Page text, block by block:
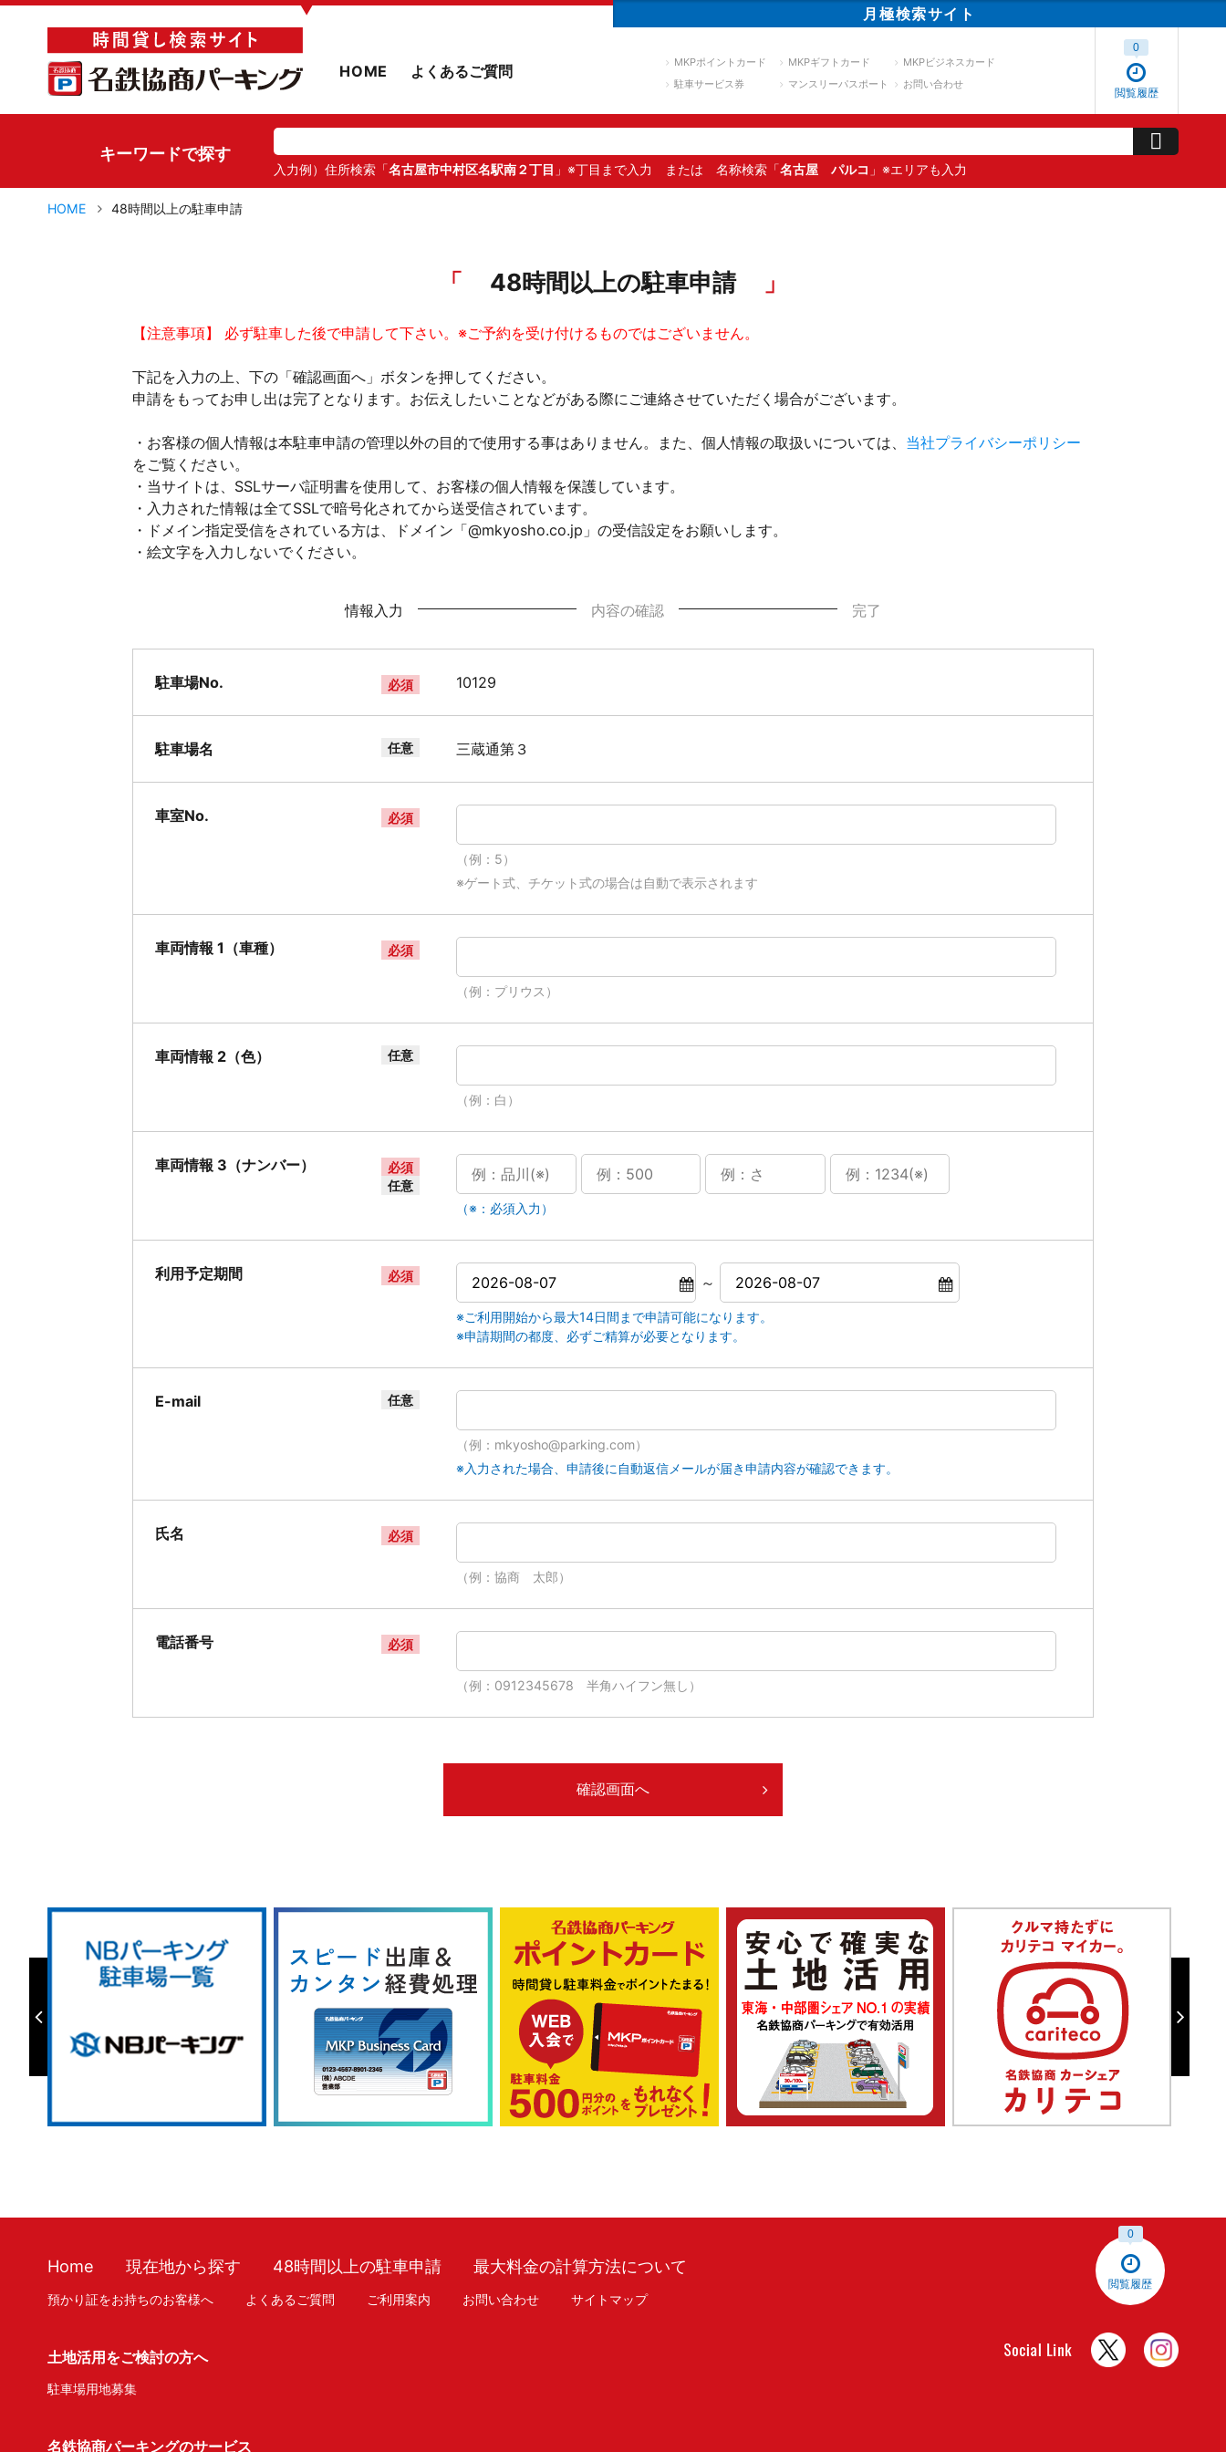
▼ 月極検索サイト
HOME よくあるご質問 MKPポイントカード MKPギフトカード
MKPビジネスカード
駐車サービス券
マンスリーパスポート お問い合わせ
閲覧履歴
0
キーワードで探す
入力例）住所検索「名古屋市中村区名駅南２丁目 」※丁目まで入力 または 名称検索「名古屋 パルコ 」※エリアも入力
HOME 48時間以上の駐車申請
48時間以上の駐車申請
【注意事項】 必ず駐車した後で申請して下さい。※ご予約を受け付けるものではございません。
下記を入力の上、下の「確認画面へ」ボタンを押してください。
申請をもってお申し出は完了となります。お伝えしたいことなどがある際にご連絡させていただく場合がございます。
・お客様の個人情報は本駐車申請の管理以外の目的で使用する事はありません。また、個人情報の取扱いについては、 当社プライバシーポリシー
をご覧ください。
・当サイトは、SSLサーバ証明書を使用して、お客様の個人情報を保護しています。
・入力された情報は全てSSLで暗号化されてから送受信されています。
・ドメイン指定受信をされている方は、ドメイン「@mkyosho.co.jp」の受信設定をお願いします。
・絵文字を入力しないでください。
情報入力 内容の確認 完了
駐車場No. 必須 10129
駐車場名 任意 三蔵通第３
車室No. 必須
（例：5）
※ゲート式、チケット式の場合は自動で表示されます
車両情報 1（車種） 必須
（例：プリウス）
車両情報 2（色） 任意
（例：白）
車両情報 3（ナンバー）
必須
任意
（※：必須入力）
利用予定期間 必須 ～
※ご利用開始から最大14日間まで申請可能になります。
※申請期間の都度、必ずご精算が必要となります。
E-mail 任意
（例：mkyosho@parking.com）
※入力された場合、申請後に自動返信メールが届き申請内容が確認できます。
氏名 必須
（例：協商 太郎）
電話番号 必須
（例：0912345678 半角ハイフン無し）
閲覧履歴
0
Home 現在地から探す 48時間以上の駐車申請 最大料金の計算方法について
預かり証をお持ちのお客様へ よくあるご質問 ご利用案内 お問い合わせ サイトマップ
土地活用をご検討の方へ
駐車場用地募集
名鉄協商パーキングのサービス